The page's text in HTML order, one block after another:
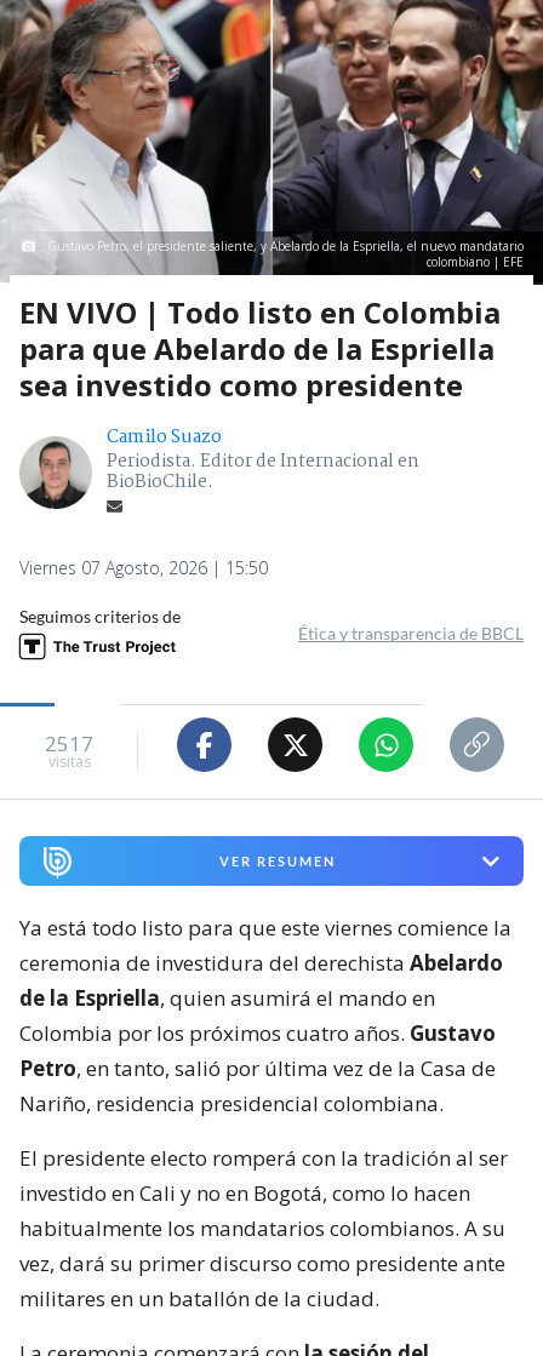
Gustavo Petro, el presidente saliente, y Abelardo de la Espriella, el nuevo mandatario
colombiano | EFE
EN VIVO | Todo listo en Colombia
para que Abelardo de la Espriella
sea investido como presidente
Camilo Suazo
Periodista. Editor de Internacional en
BioBioChile.
Viernes 07 Agosto, 2026 | 15:50
Seguimos criterios de
Ética y transparencia de BBCL
2517
visitas
VER RESUMEN
Ya está todo listo para que este viernes comience la
ceremonia de investidura del derechista Abelardo
de la Espriella, quien asumirá el mando en
Colombia por los próximos cuatro años. Gustavo
Petro, en tanto, salió por última vez de la Casa de
Nariño, residencia presidencial colombiana.
El presidente electo romperá con la tradición al ser
investido en Cali y no en Bogotá, como lo hacen
habitualmente los mandatarios colombianos. A su
vez, dará su primer discurso como presidente ante
militares en un batallón de la ciudad.